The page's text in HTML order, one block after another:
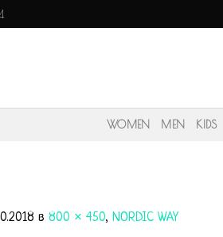
WOMEN MEN KIDS
в 800 × 450, NORDIC WAY